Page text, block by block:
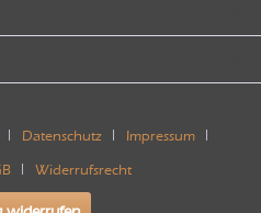
Datenschutz Impressum
Widerrufsrecht